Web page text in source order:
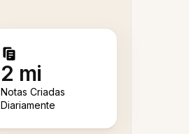
2 mi
Notas Criadas
Diariamente